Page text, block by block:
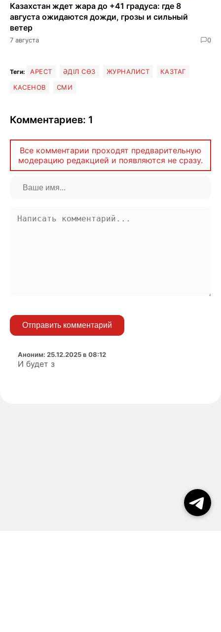
Казахстан ждет жара до +41 градуса: где 8
августа ожидаются дожди, грозы и сильный
ветер
7 августа 0
Теги: АРЕСТ ӘДІЛ СӨЗ ЖУРНАЛИСТ
КАЗТАГ
КАСЕНОВ
СМИ
Комментариев: 1
Все комментарии проходят предварительную
модерацию редакцией и появляются не сразу.
Отправить комментарий
Аноним: 25.12.2025 в 08:12
И будет з